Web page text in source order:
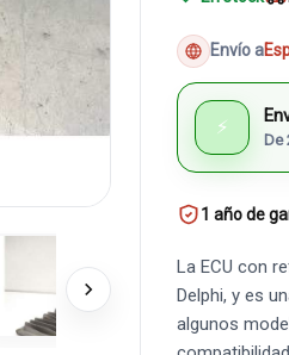
Envío a
⚡
De
1 año de
La ECU con
Delphi, y es
algunos